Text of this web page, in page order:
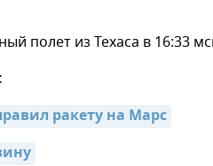
полет из Техаса в 16:33
ракету на Марс